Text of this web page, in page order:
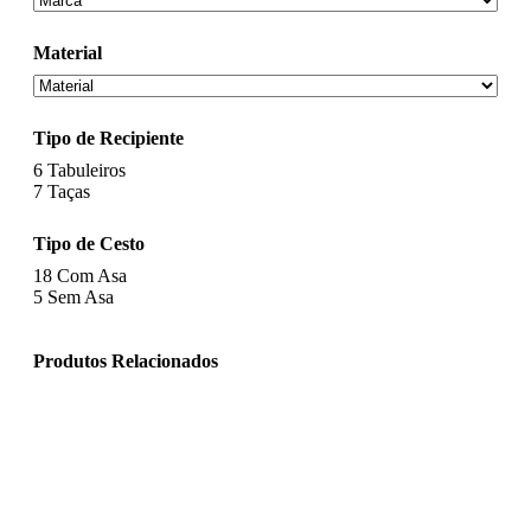
Material
Tipo de Recipiente
6 Tabuleiros
7 Taças
Tipo de Cesto
18 Com Asa
5 Sem Asa
Produtos Relacionados